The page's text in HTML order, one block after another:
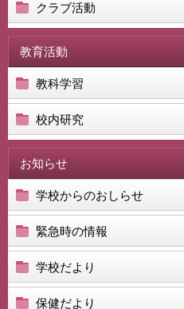
クラブ活動
教育活動
教科学習
校内研究
お知らせ
学校からのおしらせ
緊急時の情報
学校だより
保健だより